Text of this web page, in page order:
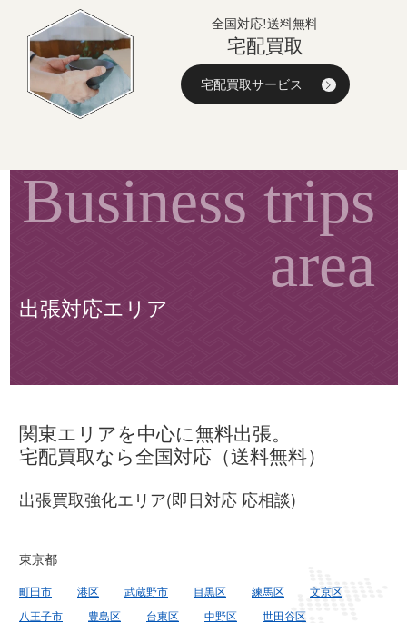
全国対応!送料無料
宅配買取
宅配買取サービス
出張対応エリア
関東エリアを中心に無料出張。
宅配買取なら全国対応（送料無料）
出張買取強化エリア(即日対応 応相談)
東京都
町田市 港区 武蔵野市 目黒区 練馬区
文京区
八王子市
豊島区 台東区 中野区 世田谷区